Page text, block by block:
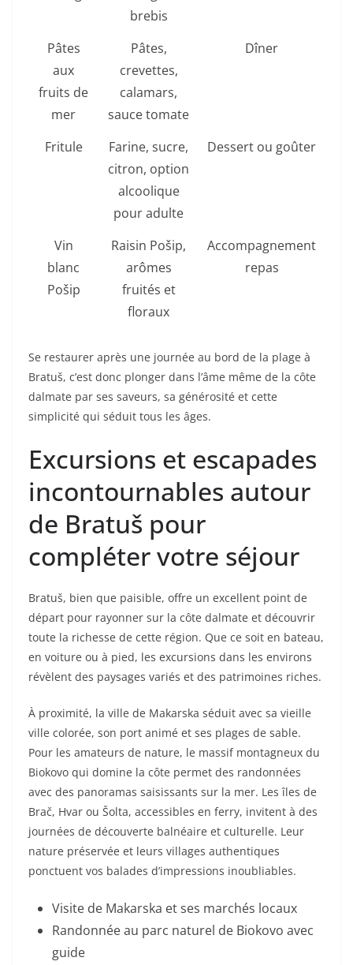
brebis
Pâtes
aux
fruits de
mer
Pâtes,
crevettes,
calamars,
sauce tomate
Dîner
Fritule
Farine, sucre,
citron, option
alcoolique
pour adulte
Dessert ou goûter
Vin
blanc
Pošip
Raisin Pošip,
arômes
fruités et
floraux
Accompagnement
repas
Se restaurer après une journée au bord de la plage à
Bratuš, c’est donc plonger dans l’âme même de la côte
dalmate par ses saveurs, sa générosité et cette
simplicité qui séduit tous les âges.
Excursions et escapades
incontournables autour
de Bratuš pour
compléter votre séjour
Bratuš, bien que paisible, offre un excellent point de
départ pour rayonner sur la côte dalmate et découvrir
toute la richesse de cette région. Que ce soit en bateau,
en voiture ou à pied, les excursions dans les environs
révèlent des paysages variés et des patrimoines riches.
À proximité, la ville de Makarska séduit avec sa vieille
ville colorée, son port animé et ses plages de sable.
Pour les amateurs de nature, le massif montagneux du
Biokovo qui domine la côte permet des randonnées
avec des panoramas saisissants sur la mer. Les îles de
Brač, Hvar ou Šolta, accessibles en ferry, invitent à des
journées de découverte balnéaire et culturelle. Leur
nature préservée et leurs villages authentiques
ponctuent vos balades d’impressions inoubliables.
Visite de Makarska et ses marchés locaux
Randonnée au parc naturel de Biokovo avec
guide